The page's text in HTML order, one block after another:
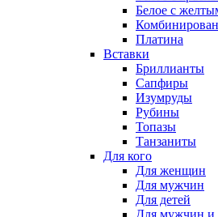
Белое с
Платина
Вставки
Бриллианты
Сапфиры
Изумруды
Рубины
Топазы
Танзаниты
Для кого
Для женщин
Для мужчин
Для детей
Для мужчин